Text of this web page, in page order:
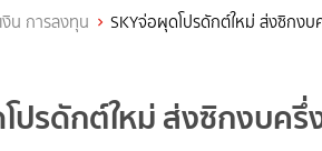
งิน การลงทุน SKYจ่อผุดโปรดักต์ใหม่ ส่งซิกงบ
ปรดักต์ใหม่ ส่งซิกงบค